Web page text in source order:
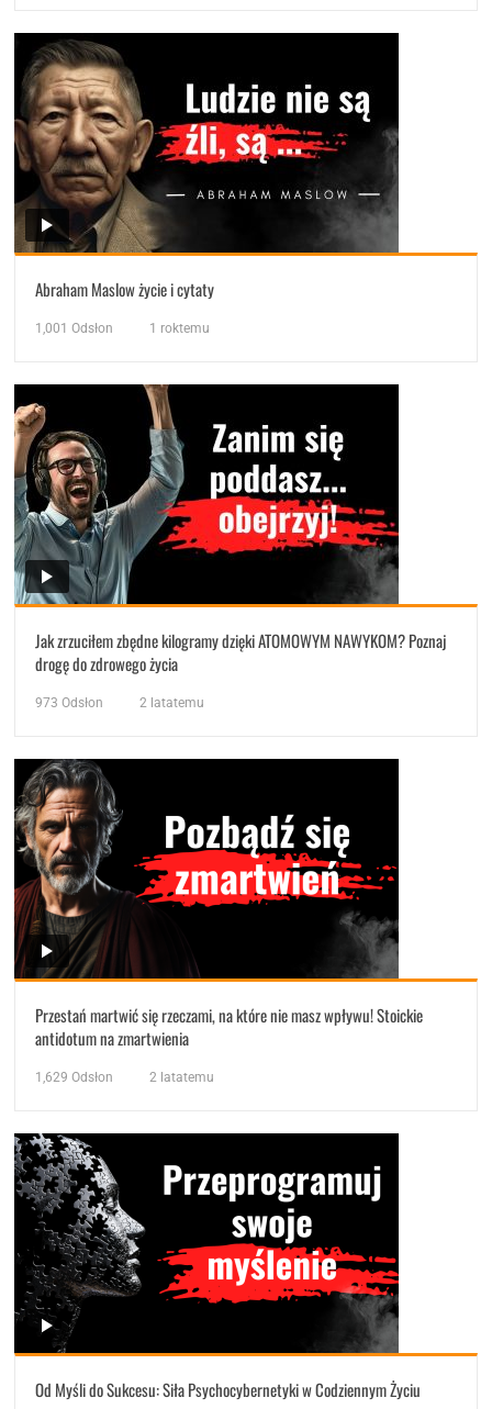
Abraham Maslow życie i cytaty
1,001 Odsłon 1 roktemu
Jak zrzuciłem zbędne kilogramy dzięki ATOMOWYM NAWYKOM? Poznaj
drogę do zdrowego życia
973 Odsłon 2 latatemu
Przestań martwić się rzeczami, na które nie masz wpływu! Stoickie
antidotum na zmartwienia
1,629 Odsłon 2 latatemu
Od Myśli do Sukcesu: Siła Psychocybernetyki w Codziennym Życiu